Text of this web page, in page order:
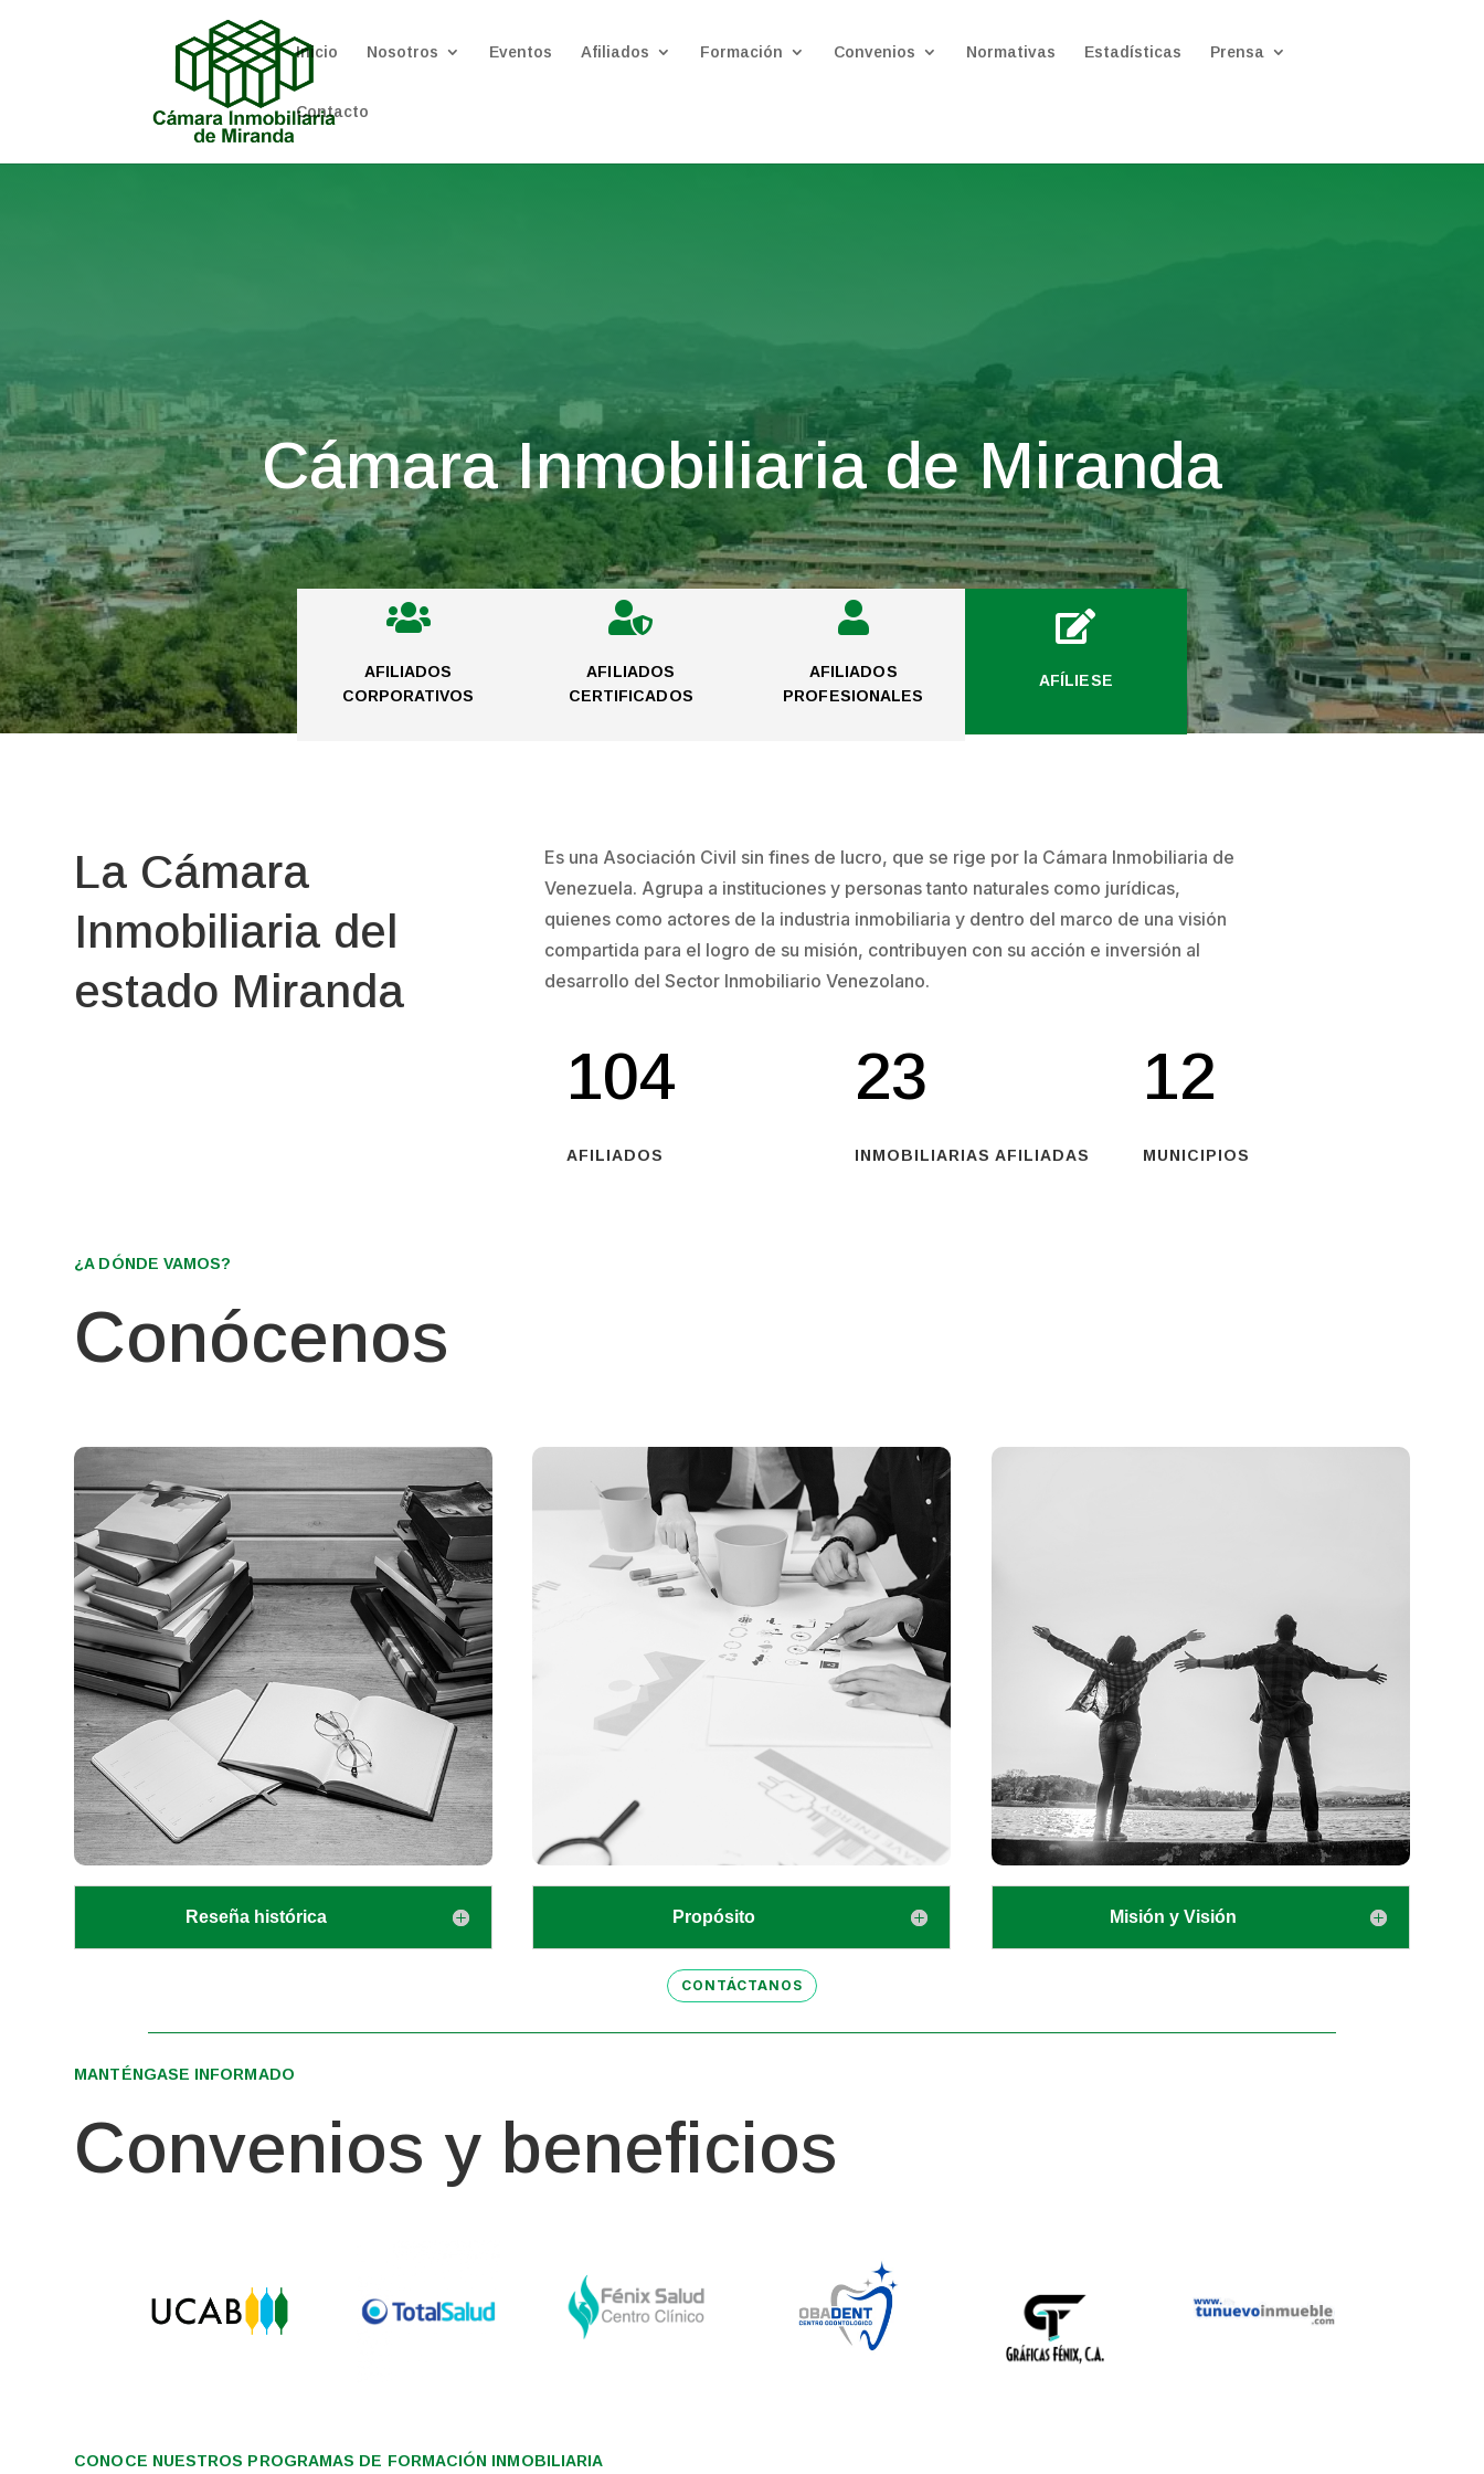
Inicio Nosotros Eventos Afiliados Formación Convenios Normativas Estadísticas Prensa
Contacto
Cámara Inmobiliaria de Miranda

AFILIADOS
CORPORATIVOS

AFILIADOS
CERTIFICADOS

AFILIADOS
PROFESIONALES

AFÍLIESE
La Cámara
Inmobiliaria del
estado Miranda
Es una Asociación Civil sin fines de lucro, que se rige por la Cámara Inmobiliaria de
Venezuela. Agrupa a instituciones y personas tanto naturales como jurídicas,
quienes como actores de la industria inmobiliaria y dentro del marco de una visión
compartida para el logro de su misión, contribuyen con su acción e inversión al
desarrollo del Sector Inmobiliario Venezolano.
104
AFILIADOS
23
INMOBILIARIAS AFILIADAS
12
MUNICIPIOS
¿A DÓNDE VAMOS?
Conócenos
Reseña histórica Propósito
CONTÁCTANOS
Misión y Visión
MANTÉNGASE INFORMADO
Convenios y beneficios
CONOCE NUESTROS PROGRAMAS DE FORMACIÓN INMOBILIARIA